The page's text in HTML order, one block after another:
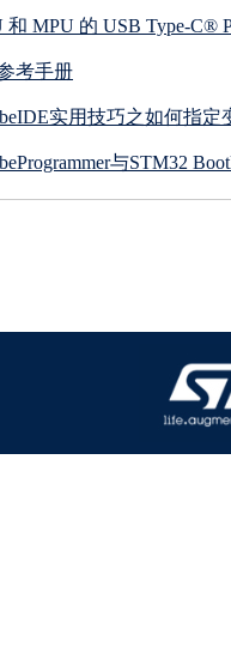
MPU 的 USB Type-C®
考手册
实用技巧之如何指
与STM32